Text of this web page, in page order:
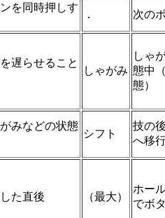
を同時押しす
． 次の
遅らせること
しゃがみ
しゃ
態中
態）
みなどの状態
シフト
技の
へ移
た直後 （最大）
ホー
でボ